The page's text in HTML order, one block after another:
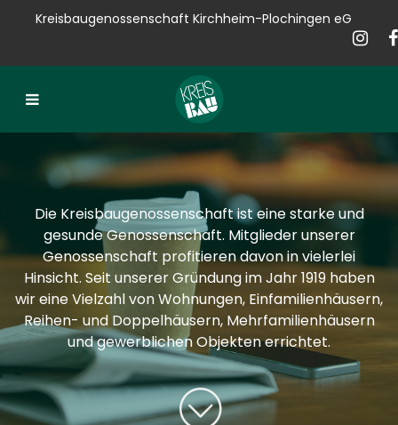
Bauen
Vermieten
Verkaufen
Hausservice
Service
News
Kontakt
Kreisbaugenossenschaft Kirchheim-Plochingen eG
Die Kreisbaugenossenschaft ist eine starke und
gesunde Genossenschaft. Mitglieder unserer
Genossenschaft profitieren davon in vielerlei
Hinsicht. Seit unserer Gründung im Jahr 1919 haben
wir eine Vielzahl von Wohnungen, Einfamilienhäusern,
Reihen- und Doppelhäusern, Mehrfamilienhäusern
und gewerblichen Objekten errichtet.